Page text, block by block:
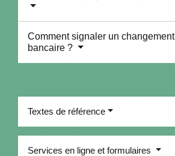
Comment signaler un changement
bancaire ?
Textes de référence
Services en ligne et formulaires